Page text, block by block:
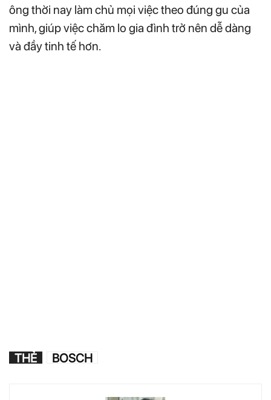
ông thời nay làm chủ mọi việc theo đúng gu của
mình, giúp việc chăm lo gia đình trở nên dễ dàng
và đầy tinh tế hơn.
THẺ BOSCH